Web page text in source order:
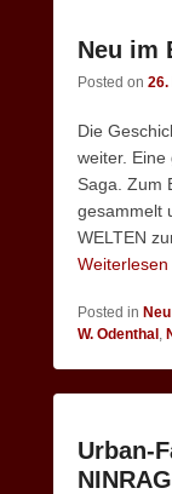
Neu im
Posted on 26.
Die
weiter.
Saga. Zum
gesammelt
WELTEN
Posted in
W. Odenthal ,
Urban-